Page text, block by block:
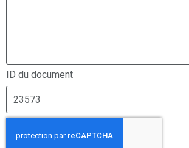
ID du document